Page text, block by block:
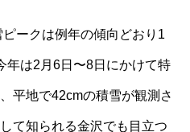
ークは例年の傾向どおり1
年は2月6日〜8日にかけて特
平地で42cmの積雪が観測さ
て知られる金沢でも目立つ